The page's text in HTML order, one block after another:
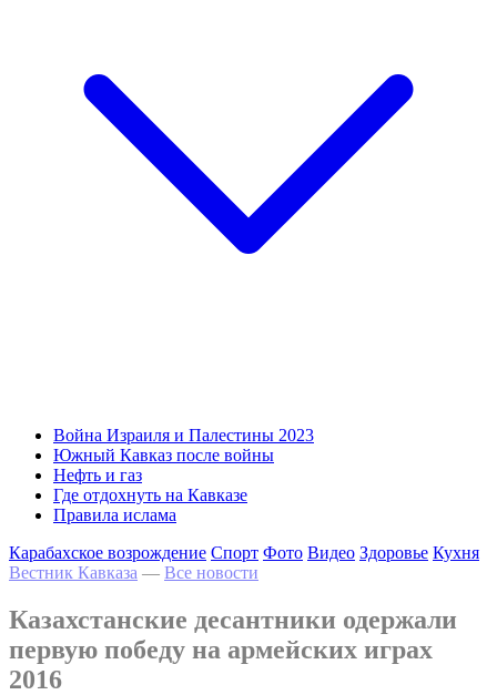
Война Израиля и Палестины 2023
Южный Кавказ после войны
Нефть и газ
Где отдохнуть на Кавказе
Правила ислама
Карабахское возрождение Спорт Фото Видео Здоровье Кухня
Вестник Кавказа — Все новости
Казахстанские десантники одержали
первую победу на армейских играх
2016